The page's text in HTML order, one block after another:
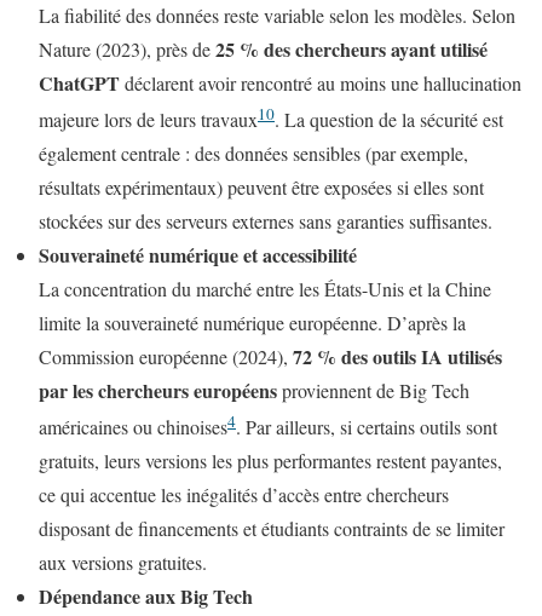
La fiabilité des données reste variable selon les modèles. Selon
Nature (2023), près de25 % des chercheurs ayant utilisé
ChatGPTdéclarent avoir rencontré au moins une hallucination
majeure lors de leurs travaux10. La question de la sécurité est
également centrale : des données sensibles (par exemple,
résultats expérimentaux) peuvent être exposées si elles sont
stockées sur des serveurs externes sans garanties suffisantes.
Souveraineté numérique et accessibilité
La concentration du marché entre les États-Unis et la Chine
limite la souveraineté numérique européenne. D’après la
Commission européenne (2024), 72 % des outils IA utilisés
par les chercheurs européensproviennent de Big Tech
américaines ou chinoises4. Par ailleurs, si certains outils sont
gratuits, leurs versions les plus performantes restent payantes,
ce qui accentue les inégalités d’accès entre chercheurs
disposant de financements et étudiants contraints de se limiter
aux versions gratuites.
Dépendance aux Big Tech